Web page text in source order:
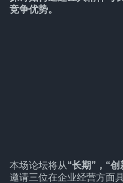
竞争优势。
本场论坛将从“长期”，“
邀请三位在企业经营方面